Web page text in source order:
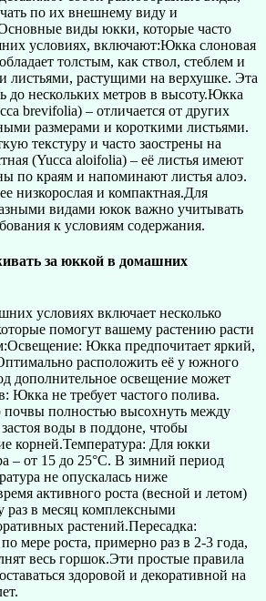
по их внешнему виду и
виды юкки, которые часто
условиях, включают:Юкка слоновая
толстым, как ствол, стеблем и
растущими на верхушке. Эта
до нескольких метров в высоту.Юкка
brevifolia) – отличается от других
размерами и короткими листьями.
текстуру и часто заострены на
(Yucca aloifolia) – её листья имеют
по краям и напоминают листья алоэ.
низкорослая и компактная.Для
видами юкок важно учитывать
к условиям содержания.
за юккой в домашних
условиях включает несколько
помогут вашему растению расти
Юкка предпочитает яркий,
расположить её у южного
дополнительное освещение может
Юкка не требует частого полива.
почвы полностью высохнуть между
воды в поддоне, чтобы
корней.Температура: Для юкки
– от 15 до 25°C. В зимний период
не опускалась ниже
активного роста (весной и летом)
раз в месяц комплексными
растений.Пересадка:
мере роста, примерно раз в 2-3 года,
весь горшок.Эти простые правила
здоровой и декоративной на